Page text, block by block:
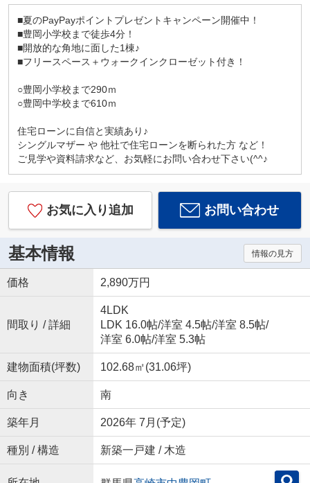
■夏のPayPayポイントプレゼントキャンペーン開催中！
■豊岡小学校まで徒歩4分！
■開放的な角地に面した1棟♪
■フリースペース＋ウォークインクローゼット付き！
○豊岡小学校まで290ｍ
○豊岡中学校まで610ｍ
住宅ローンに自信と実績あり♪
シングルマザー や 他社で住宅ローンを断られた方 など！
ご見学や資料請求など、お気軽にお問い合わせ下さい(^^♪
お気に入り追加 お問い合わせ
基本情報 情報の見方
価格 2,890万円
間取り / 詳細
4LDK
LDK 16.0帖/洋室 4.5帖/洋室 8.5帖/
洋室 6.0帖/洋室 5.3帖
建物面積(坪数) 102.68㎡(31.06坪)
向き 南
築年月 2026年 7月(予定)
種別 / 構造 新築一戸建 / 木造